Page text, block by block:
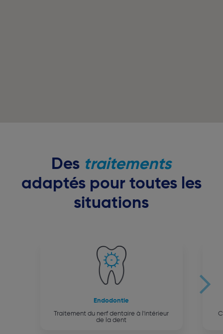
Des traitements
adaptés pour toutes les
situations
Endodontie
Traitement du nerf dentaire à l'intérieur
de la dent